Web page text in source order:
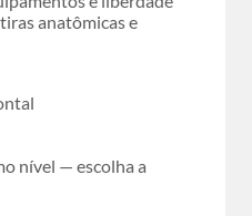
anatômicas e
nível — escolha a